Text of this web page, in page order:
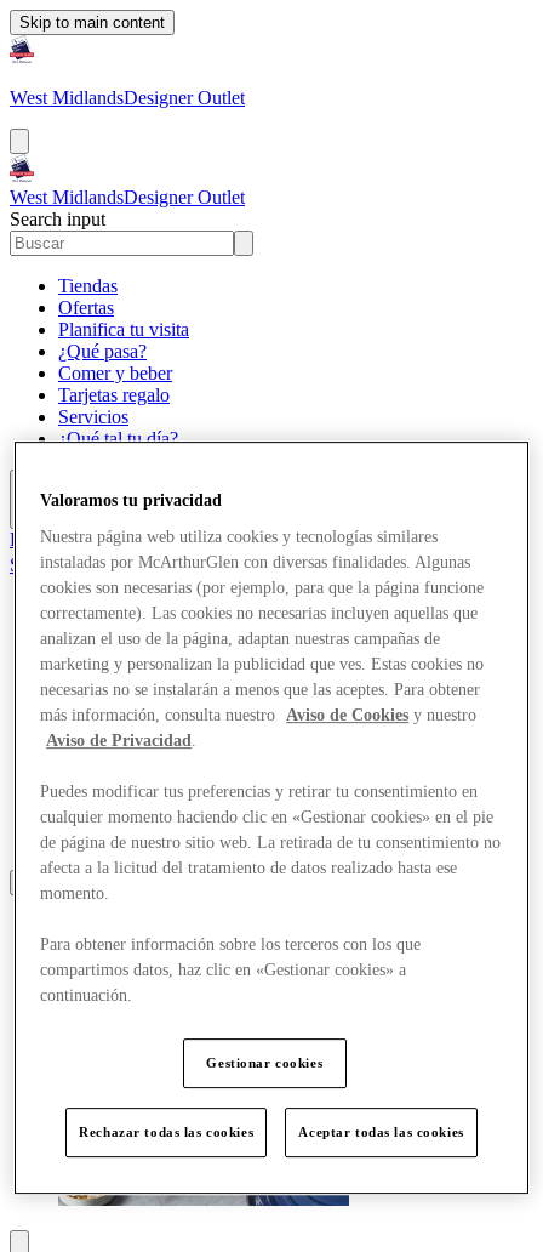
Skip to main content
West MidlandsDesigner Outlet
West MidlandsDesigner Outlet
Search input
Tiendas
Ofertas
Planifica tu visita
¿Qué pasa?
Comer y beber
Tarjetas regalo
Servicios
¿Qué tal tu día?
El Club
Salvado
es
Ofertas
Planifica tu visita
¿Qué pasa?
Comer y beber
Tarjetas regalo
Más
Valoramos tu privacidad
Nuestra página web utiliza cookies y tecnologías similares
instaladas por McArthurGlen con diversas finalidades. Algunas
cookies son necesarias (por ejemplo, para que la página funcione
correctamente). Las cookies no necesarias incluyen aquellas que
analizan el uso de la página, adaptan nuestras campañas de
marketing y personalizan la publicidad que ves. Estas cookies no
necesarias no se instalarán a menos que las aceptes. Para obtener
más información, consulta nuestro
Aviso de Cookies y nuestro
Aviso de Privacidad
Puedes modificar tus preferencias y retirar tu consentimiento en
cualquier momento haciendo clic en «Gestionar cookies» en el pie
de página de nuestro sitio web. La retirada de tu consentimiento no
afecta a la licitud del tratamiento de datos realizado hasta ese
momento.
Para obtener información sobre los terceros con los que
compartimos datos, haz clic en «Gestionar cookies» a
continuación.
Gestionar cookies
Rechazar todas las cookies Aceptar todas las cookies